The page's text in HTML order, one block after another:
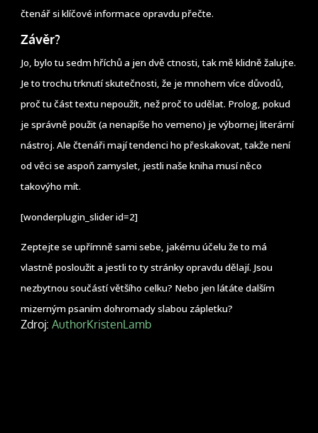
čtenář si klíčové informace opravdu přečte.
Závěr?
Jo, bylo tu sedm hříchů a jen dvě ctnosti, tak mě klidně žalujte.
Je to trochu trknutí skutečnosti, že je mnohem více důvodů,
proč tu část textu nepoužít, než proč to udělat. Prolog, pokud
je správně použit (a nenapíše ho vemeno) je výbornej literární
nástroj. Ale čtenáři mají tendenci ho přeskakovat, takže není
od věci se aspoň zamyslet, jestli naše kniha musí něco
takovýho mít.
[wonderplugin_slider id=2]
Zeptejte se upřímně sami sebe, jakému účelu že to má
vlastně posloužit a jestli to ty stránky opravdu dělají. Jsou
nezbytnou součástí většího celku? Nebo jen látáte dalším
mizerným psaním dohromady slabou zápletku?
Zdroj:AuthorKristenLamb